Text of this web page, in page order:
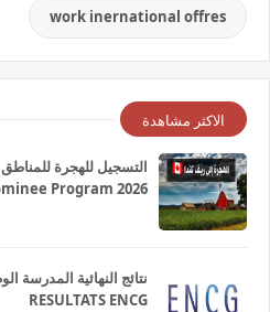
work inernational offres
الاكثر مشاهدة
Program 2026
RESULTATS ENCG